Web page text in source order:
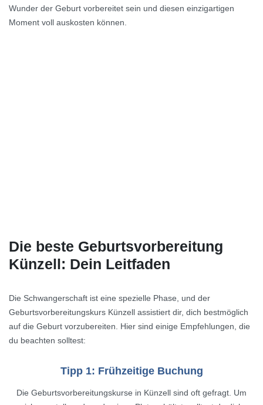
Wunder der Geburt vorbereitet sein und diesen einzigartigen
Moment voll auskosten können.
Die beste Geburtsvorbereitung
Künzell: Dein Leitfaden
Die Schwangerschaft ist eine spezielle Phase, und der
Geburtsvorbereitungskurs Künzell assistiert dir, dich bestmöglich
auf die Geburt vorzubereiten. Hier sind einige Empfehlungen, die
du beachten solltest:
Tipp 1: Frühzeitige Buchung
Die Geburtsvorbereitungskurse in Künzell sind oft gefragt. Um